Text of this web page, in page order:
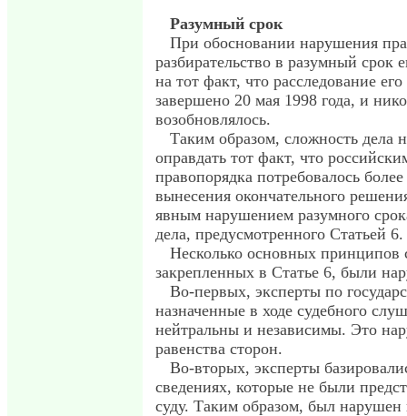
Разумный срок
При обосновании нарушения
разбирательство в разумный срок
на тот факт, что расследование
завершено 20 мая 1998 года, и
возобновлялось.
Таким образом, сложность дела
оправдать тот факт, что
правопорядка потребовалось
вынесения окончательного
явным нарушением разумного
дела, предусмотренного Статьей
Несколько основных принципов
закрепленных в Статье 6, были
Во-первых, эксперты по
назначенные в ходе судебного
нейтральны и независимы. Это
равенства сторон.
Во-вторых, эксперты
сведениях, которые не были
суду. Таким образом, был